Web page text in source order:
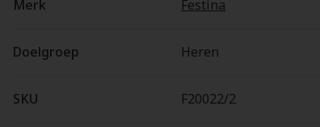
Merk
Festina
Doelgroep Heren
SKU F20022/2